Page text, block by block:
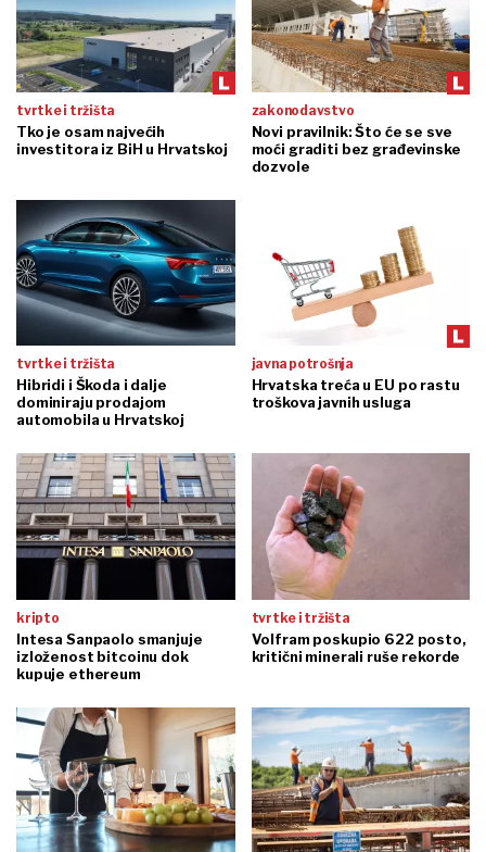
tvrtke i tržišta
Tko je osam najvećih
investitora iz BiH u Hrvatskoj
zakonodavstvo
Novi pravilnik: Što će se sve
moći graditi bez građevinske
dozvole
tvrtke i tržišta
Hibridi i Škoda i dalje
dominiraju prodajom
automobila u Hrvatskoj
javna potrošnja
Hrvatska treća u EU po rastu
troškova javnih usluga
kripto
Intesa Sanpaolo smanjuje
izloženost bitcoinu dok
kupuje ethereum
tvrtke i tržišta
Volfram poskupio 622 posto,
kritični minerali ruše rekorde